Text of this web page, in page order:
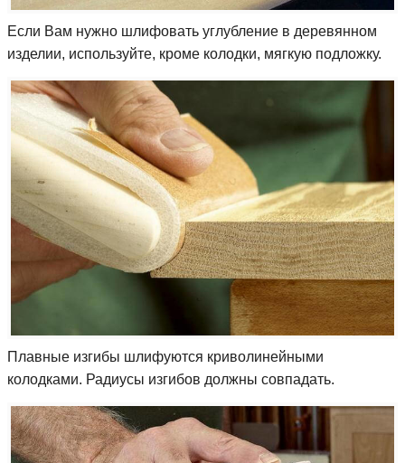
Если Вам нужно шлифовать углубление в деревянном
изделии, используйте, кроме колодки, мягкую подложку.
Плавные изгибы шлифуются криволинейными
колодками. Радиусы изгибов должны совпадать.